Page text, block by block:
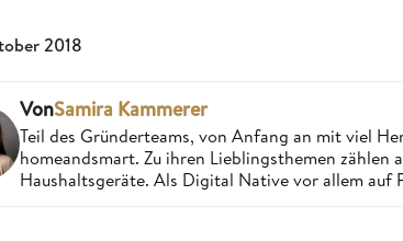
2018
VonSamira Kammerer
Teil des Gründerteams, von Anfang an mit viel
homeandsmart. Zu ihren Lieblingsthemen
Haushaltsgeräte. Als Digital Native vor allem auf